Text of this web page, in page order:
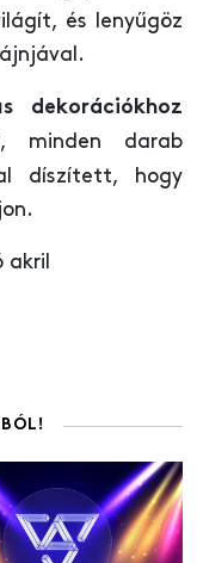
és lenyűgöz
dekorációkhoz
, minden darab
díszített, hogy
akril